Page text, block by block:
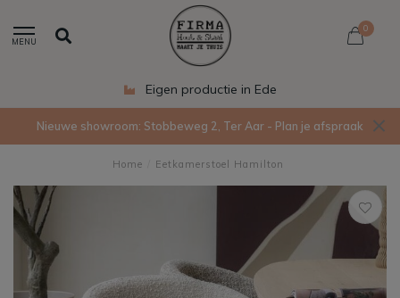
MENU
0
Eigen productie in Ede
Nieuwe showroom: Stobbeweg 2, Ter Aar - Plan je afspraak
Home Eetkamerstoel Hamilton